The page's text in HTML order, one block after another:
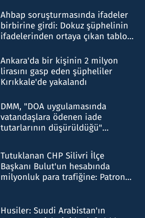
Ahbap soruşturmasında ifadeler
birbirine girdi: Dokuz şüphelinin
ifadelerinden ortaya çıkan tablo
Ankara'da bir kişinin 2 milyon
lirasını gasp eden şüpheliler
Kırıkkale'de yakalandı
DMM, "DOA uygulamasında
vatandaşlara ödenen iade
tutarlarının düşürüldüğü"
Tutuklanan CHP Silivri İlçe
Başkanı Bulut'un hesabında
milyonluk para trafiğine: Patron
Husiler: Suudi Arabistan'ın